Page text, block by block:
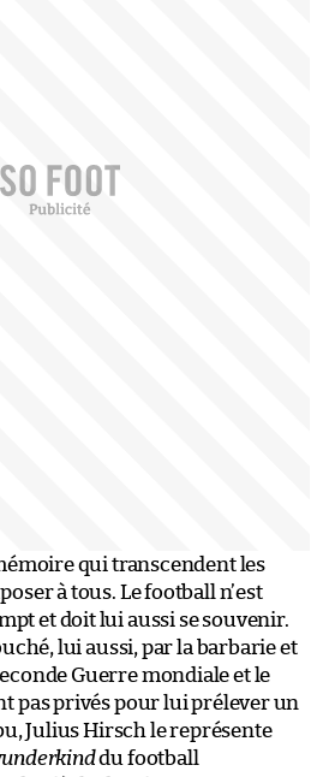
qui transcendent les
à tous. Le football n’est
et doit lui aussi se souvenir.
lui aussi, par la barbarie et
Guerre mondiale et le
pas privés pour lui prélever un
Julius Hirsch le représente
du football